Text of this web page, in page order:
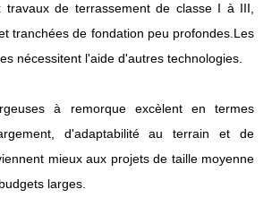
travaux de terrassement de classe I à III,
tranchées de fondation peu profondes.Les
nécessitent l'aide d'autres technologies.
à remorque excèlent en termes
d'adaptabilité au terrain et de
mieux aux projets de taille moyenne
larges.